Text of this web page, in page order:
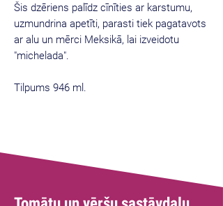
Šis dzēriens palīdz cīnīties ar karstumu,
uzmundrina apetīti, parasti tiek pagatavots
ar alu un mērci Meksikā, lai izveidotu
"michelada".
Tilpums 946 ml.